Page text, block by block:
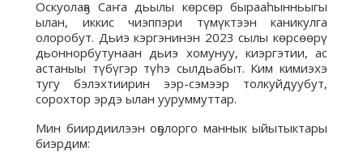
Оскуолаҕа Саҥа дьылы көрсөр бырааһынньыгы
ылан, иккис чиэппэри түмүктээн каникулга
олоробут. Дьиэ кэргэнинэн 2023 сылы көрсөөрү
дьоннорбутунаан дьиэ хомунуу, киэргэтии, ас
астаныы түбүгэр түһэ сылдьабыт. Ким кимиэхэ
тугу бэлэхтиирин ээр-сэмээр толкуйдуубут,
сорохтор эрдэ ылан ууруммуттар.
Мин биирдиилээн оҕолорго маннык ыйытыктары
биэрдим: